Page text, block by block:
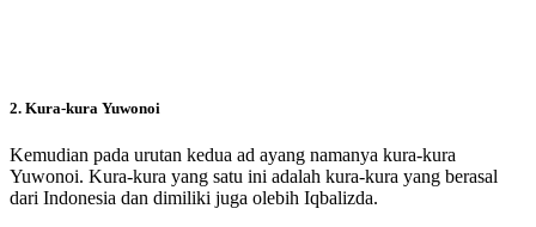
2. Kura-kura Yuwonoi
Kemudian pada urutan kedua ad ayang namanya kura-kura
Yuwonoi. Kura-kura yang satu ini adalah kura-kura yang berasal
dari Indonesia dan dimiliki juga olebih Iqbalizda.